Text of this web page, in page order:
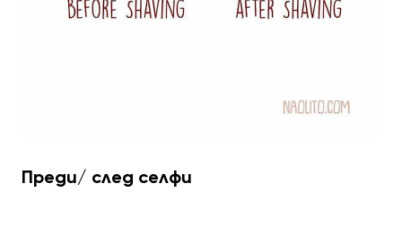
Преди/ след селфи